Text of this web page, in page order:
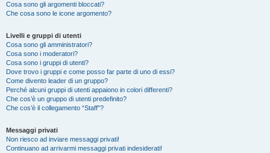
Cosa sono gli argomenti bloccati?
Che cosa sono le icone argomento?
Livelli e gruppi di utenti
Cosa sono gli amministratori?
Cosa sono i moderatori?
Cosa sono i gruppi di utenti?
Dove trovo i gruppi e come posso far parte di uno di essi?
Come divento leader di un gruppo?
Perché alcuni gruppi di utenti appaiono in colori differenti?
Che cos’è un gruppo di utenti predefinito?
Che cos’è il collegamento “Staff”?
Messaggi privati
Non riesco ad inviare messaggi privati!
Continuano ad arrivarmi messaggi privati indesiderati!